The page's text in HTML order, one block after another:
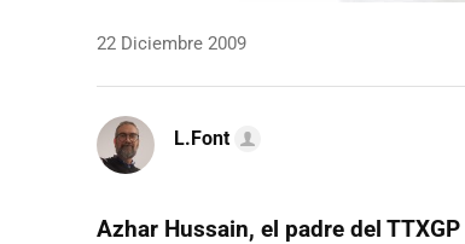
22 Diciembre 2009
L.Font
Azhar Hussain, el padre del TTXGP